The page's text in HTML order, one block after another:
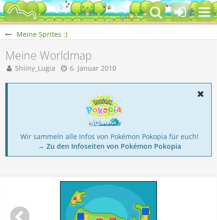
Meine Sprites :)
Meine Worldmap
Shiiny_Lugia 6. Januar 2010
Wir sammeln alle Infos von Pokémon Pokopia für euch!
→ Zu den Infoseiten von Pokémon Pokopia